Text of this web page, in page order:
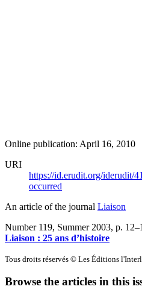
Online publication: April 16, 2010
URI
https://id.erudit.org/iderudit/
occurred
An article of the journal Liaison
Number 119, Summer 2003, p.
Liaison : 25 ans d’histoire
Tous droits réservés © Les Éditions
Browse the articles in this